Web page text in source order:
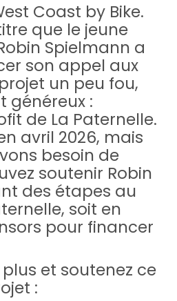
Coast by Bike.
que le jeune
Spielmann a
son appel aux
un peu fou,
généreux :
de La Paternelle.
avril 2026, mais
besoin de
soutenir Robin
des étapes au
soit en
pour financer
et soutenez ce
: